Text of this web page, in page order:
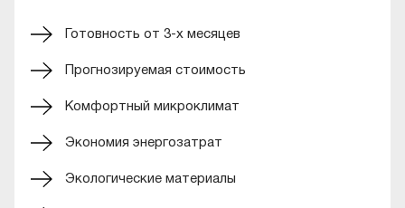
Готовность от 3-х месяцев
Прогнозируемая стоимость
Комфортный микроклимат
Экономия энергозатрат
Экологические материалы